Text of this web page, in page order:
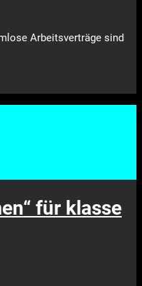
Arbeitsverträge sind
für klasse